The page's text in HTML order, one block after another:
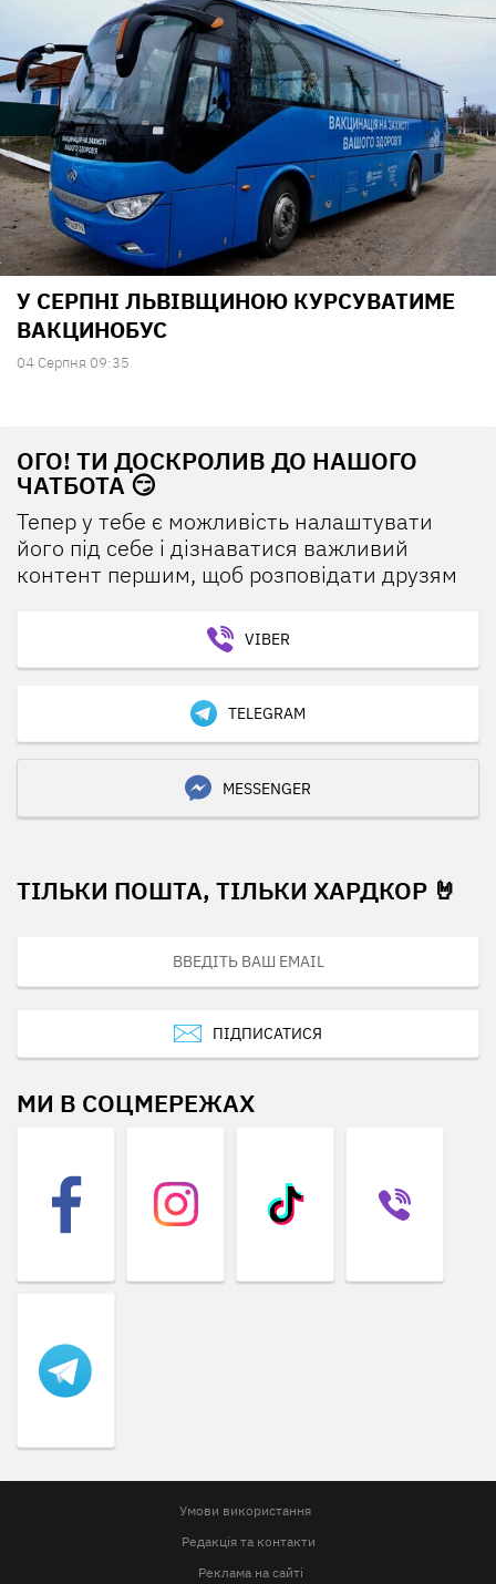
У СЕРПНІ ЛЬВІВЩИНОЮ КУРСУВАТИМЕ
ВАКЦИНОБУС
04 Серпня 09:35
ОГО! ТИ ДОСКРОЛИВ ДО НАШОГО
ЧАТБОТА 😏
Тепер у тебе є можливість налаштувати
його під себе і дізнаватися важливий
контент першим, щоб розповідати друзям
VIBER
TELEGRAM
MESSENGER
ТІЛЬКИ ПОШТА, ТІЛЬКИ ХАРДКОР 🤘
ПІДПИСАТИСЯ
МИ В СОЦМЕРЕЖАХ
Умови використання
Редакція та контакти
Реклама на сайті